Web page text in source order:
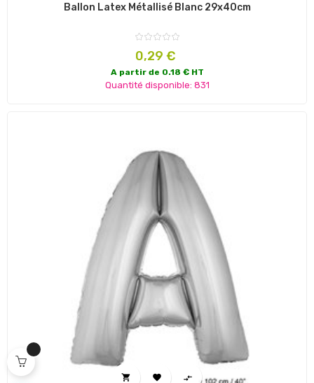
Ballon Latex Métallisé Blanc 29x40cm
Prix
0,29 €
A partir de 0.18 € HT
Quantité disponible: 831
  